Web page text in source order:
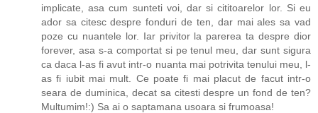
implicate, asa cum sunteti voi, dar si cititoarelor lor. Si eu
ador sa citesc despre fonduri de ten, dar mai ales sa vad
poze cu nuantele lor. Iar privitor la parerea ta despre dior
forever, asa s-a comportat si pe tenul meu, dar sunt sigura
ca daca l-as fi avut intr-o nuanta mai potrivita tenului meu, l-
as fi iubit mai mult. Ce poate fi mai placut de facut intr-o
seara de duminica, decat sa citesti despre un fond de ten?
Multumim!:) Sa ai o saptamana usoara si frumoasa!